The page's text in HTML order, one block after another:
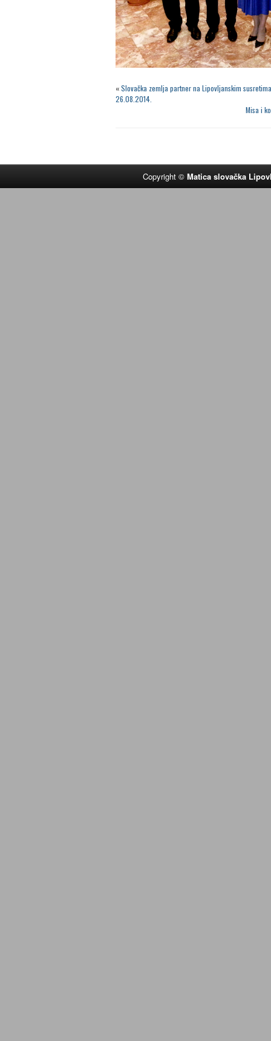
«Slovačka zemlja partner na Lipovljanskim
26.08.2014.
Misa i
Copyright ©Matica slovačka